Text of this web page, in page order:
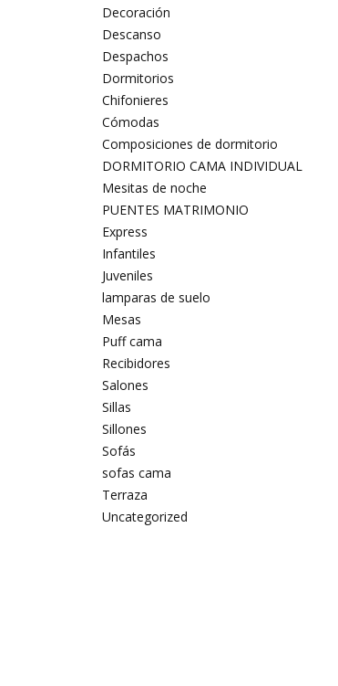
Decoración
Descanso
Despachos
Dormitorios
Chifonieres
Cómodas
Composiciones de dormitorio
DORMITORIO CAMA INDIVIDUAL
Mesitas de noche
PUENTES MATRIMONIO
Express
Infantiles
Juveniles
lamparas de suelo
Mesas
Puff cama
Recibidores
Salones
Sillas
Sillones
Sofás
sofas cama
Terraza
Uncategorized